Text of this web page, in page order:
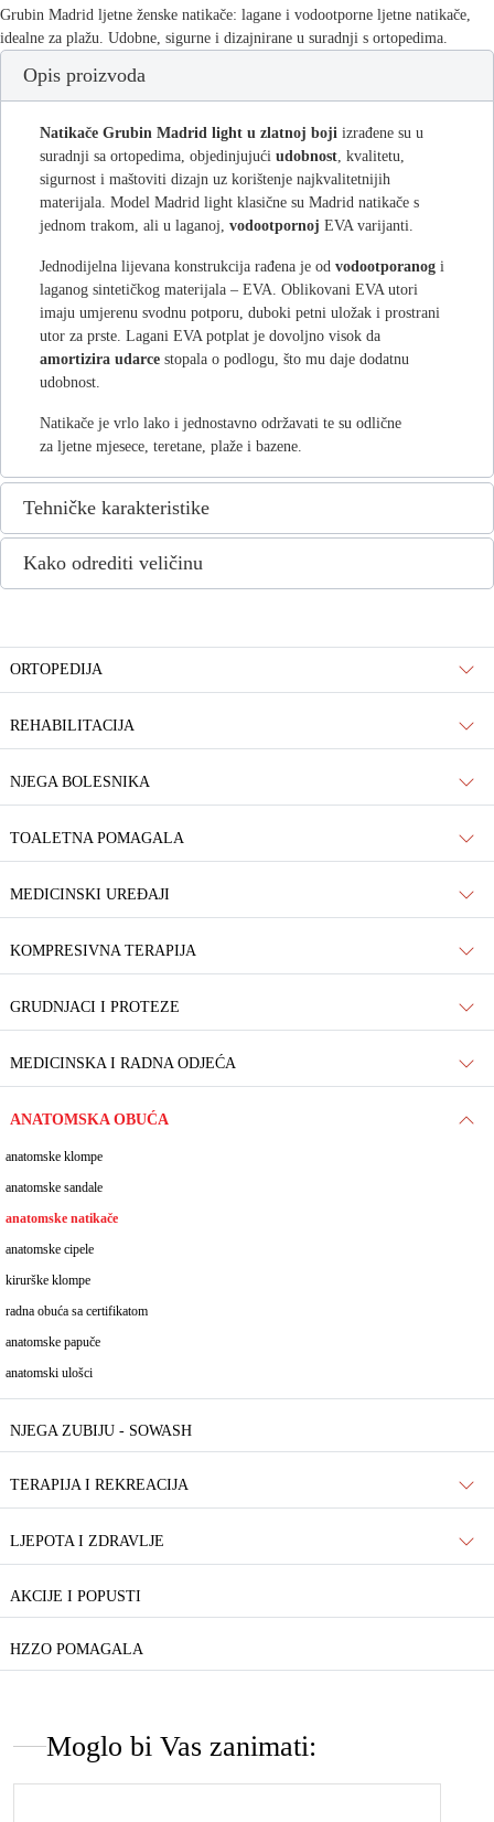
ORTOPEDIJA
REHABILITACIJA
NJEGA BOLESNIKA
TOALETNA POMAGALA
MEDICINSKI UREĐAJI
KOMPRESIVNA TERAPIJA
GRUDNJACI I PROTEZE
MEDICINSKA I RADNA ODJEĆA
ANATOMSKA OBUĆA
anatomske klompe
anatomske sandale
anatomske natikače
anatomske cipele
kirurške klompe
radna obuća sa certifikatom
anatomske papuče
anatomski ulošci
NJEGA ZUBIJU - SOWASH
TERAPIJA I REKREACIJA
LJEPOTA I ZDRAVLJE
AKCIJE I POPUSTI
HZZO POMAGALA
Grubin Madrid ljetne ženske natikače: lagane i vodootporne ljetne natikače,
idealne za plažu. Udobne, sigurne i dizajnirane u suradnji s ortopedima.
Opis proizvoda
Natikače Grubin Madrid light u zlatnoj boji izrađene su u
suradnji sa ortopedima, objedinjujući udobnost , kvalitetu,
sigurnost i maštoviti dizajn uz korištenje najkvalitetnijih
materijala. Model Madrid light klasične su Madrid natikače s
jednom trakom, ali u laganoj, vodootpornoj EVA varijanti.
Jednodijelna lijevana konstrukcija rađena je od vodootporanog i
laganog sintetičkog materijala – EVA. Oblikovani EVA utori
imaju umjerenu svodnu potporu, duboki petni uložak i prostrani
utor za prste. Lagani EVA potplat je dovoljno visok da
amortizira udarce stopala o podlogu, što mu daje dodatnu
udobnost.
Natikače je vrlo lako i jednostavno održavati te su odlične
za ljetne mjesece, teretane, plaže i bazene.
Tehničke karakteristike
Kako odrediti veličinu
Moglo bi Vas zanimati: